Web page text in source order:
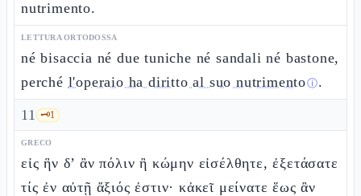
nutrimento.
LETTURA ORTODOSSA
né bisaccia né due tuniche né sandali né bastone,
perché l'operaio ha diritto al suo nutrimentoⓘ.
11 🗝️1
GRECO
εἰς ἣν δ’ ἂν πόλιν ἢ κώμην εἰσέλθητε, ἐξετάσατε
τίς ἐν αὐτῇ ἄξιός ἐστιν· κἀκεῖ μείνατε ἕως ἂν